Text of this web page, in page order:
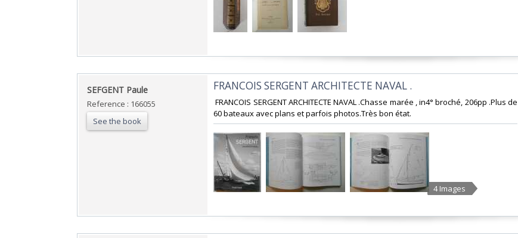
‎SEFGENT Paule‎
Reference : 166055
See the book
‎FRANCOIS SERGENT ARCHITECTE NAVAL .‎
‎ FRANCOIS SERGENT ARCHITECTE NAVAL .Chasse marée , in4° broché, 206pp .Plus de
60 bateaux avec plans et parfois photos.Très bon état. ‎
4 Images